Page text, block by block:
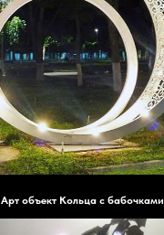
Арт объект Кольца с бабочками